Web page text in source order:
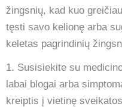
žingsnių, kad kuo
tęsti savo kelionę arba
keletas pagrindinių
1. Susisiekite su
labai blogai arba
kreiptis į vietinę